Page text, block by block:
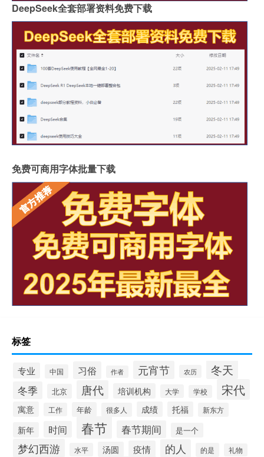
DeepSeek全套部署资料免费下载
免费可商用字体批量下载
标签
专业 中国 习俗 作者 元宵节 农历 冬天
冬季 北京 唐代 培训机构 大学 学校 宋代
寓意 工作 年龄 很多人 成绩 托福 新东方
新年 时间 春节 春节期间 是一个
梦幻西游 水平 汤圆 疫情 的人 的是 礼物